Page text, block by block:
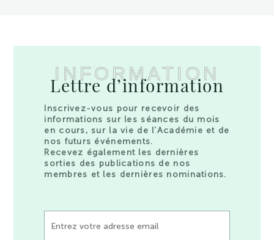
INFORMATION
Lettre d’information
Inscrivez-vous pour recevoir des
informations sur les séances du mois
en cours, sur la vie de l’Académie et de
nos futurs événements.
Recevez également les dernières
sorties des publications de nos
membres et les dernières nominations.